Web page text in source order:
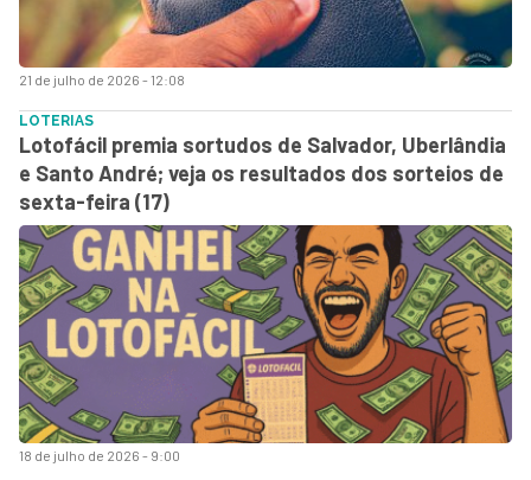
21 de julho de 2026 - 12:08
18 de julho de 2026 - 9:00
LOTERIAS
Lotofácil premia sortudos de Salvador, Uberlândia
e Santo André; veja os resultados dos sorteios de
sexta-feira (17)